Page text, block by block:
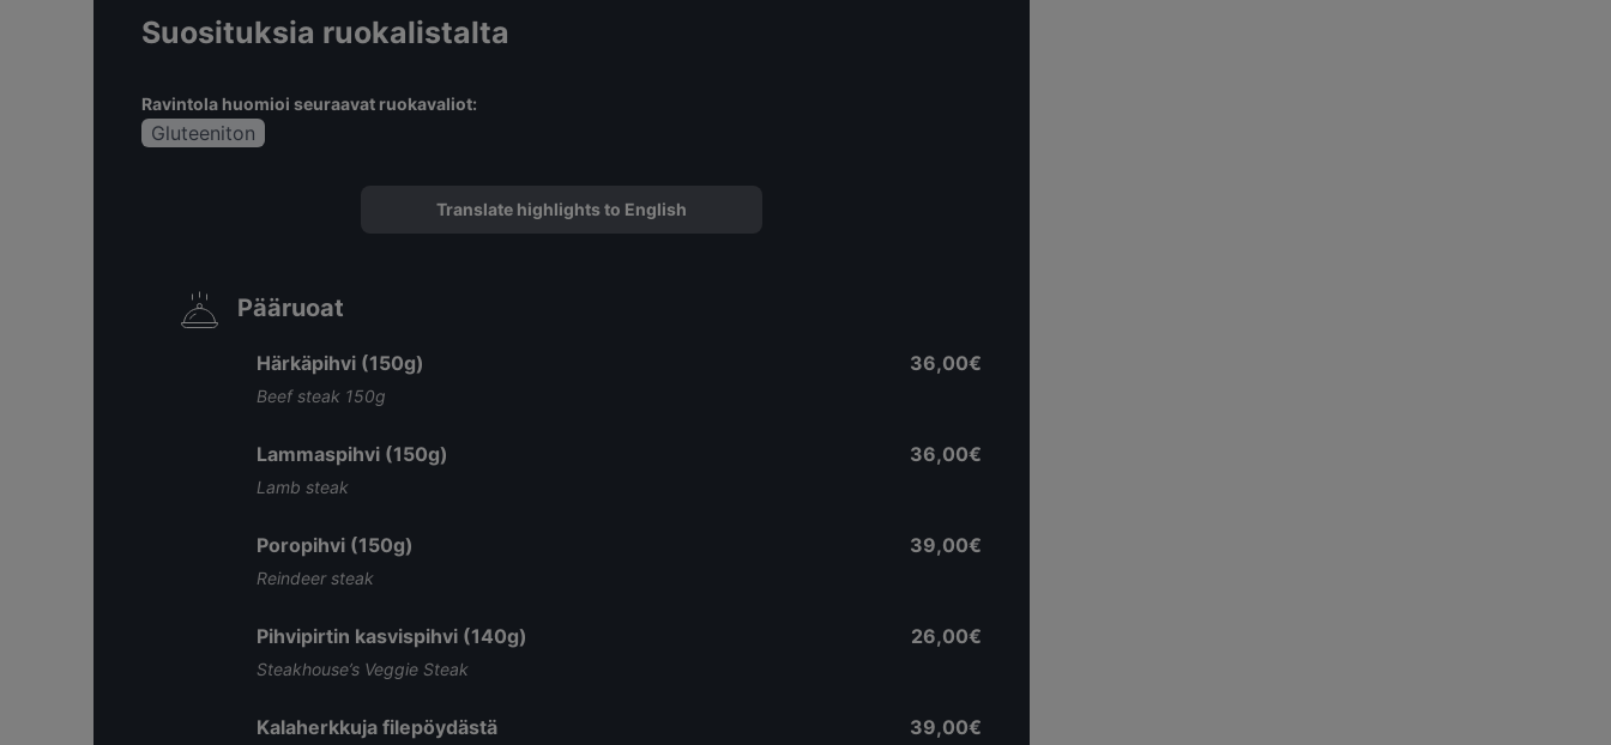
Suosituksia ruokalistalta
Ravintola huomioi seuraavat ruokavaliot:
Gluteeniton
Translate highlights to English
Pääruoat
Härkäpihvi (150g)
Beef steak 150g
36,00€
Lammaspihvi (150g)
Lamb steak
36,00€
Poropihvi (150g)
Reindeer steak
39,00€
Pihvipirtin kasvispihvi (140g)
Steakhouse’s Veggie Steak
26,00€
Kalaherkkuja filepöydästä 39,00€